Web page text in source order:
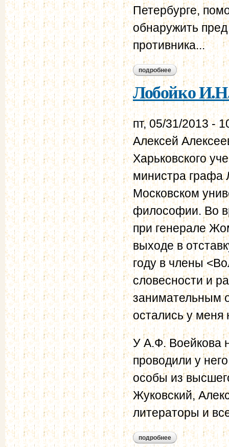
Петербурге,
обнаружить
противника...
подробнее о лобойко и.н.
Лобойко
пт, 05/31/2013 -
Алексей
Харьковского
министра графа
Московском
философии. Во
при генерале
выходе в
году в члены
словесности и
занимательным
остались у меня
У А.Ф. Воейкова
проводили у
особы из
Жуковский,
литераторы и
подробнее о лобойко и.н.